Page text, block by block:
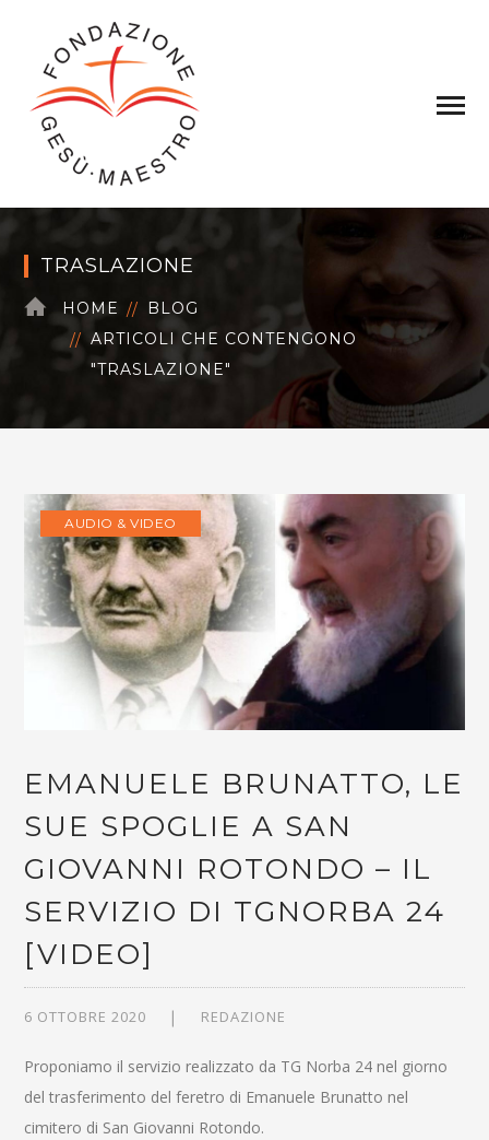
TRASLAZIONE
HOME
BLOG
ARTICOLI CHE CONTENGONO
"TRASLAZIONE"
AUDIO & VIDEO
EMANUELE BRUNATTO, LE
SUE SPOGLIE A SAN
GIOVANNI ROTONDO – IL
SERVIZIO DI TGNORBA 24
[VIDEO]
6 OTTOBRE 2020 REDAZIONE
Proponiamo il servizio realizzato da TG Norba 24 nel giorno
del trasferimento del feretro di Emanuele Brunatto nel
cimitero di San Giovanni Rotondo.